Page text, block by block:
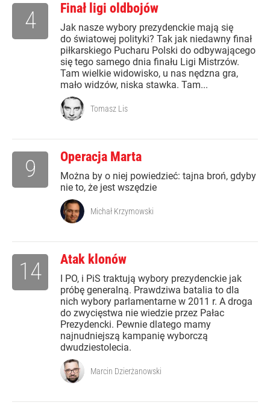
Finał ligi oldbojów
Jak nasze wybory prezydenckie mają się
do światowej polityki? Tak jak niedawny finał
piłkarskiego Pucharu Polski do odbywającego
się tego samego dnia finału Ligi Mistrzów.
Tam wielkie widowisko, u nas nędzna gra,
mało widzów, niska stawka. Tam...
4
Tomasz Lis
Operacja Marta
Można by o niej powiedzieć: tajna broń, gdyby
nie to, że jest wszędzie
9
Michał Krzymowski
Atak klonów
I PO, i PiS traktują wybory prezydenckie jak
próbę generalną. Prawdziwa batalia to dla
nich wybory parlamentarne w 2011 r. A droga
do zwycięstwa nie wiedzie przez Pałac
Prezydencki. Pewnie dlatego mamy
najnudniejszą kampanię wyborczą
dwudziestolecia.
14
Marcin Dzierżanowski